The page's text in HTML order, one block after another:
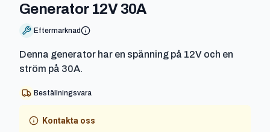
Generator 12V 30A-
Eftermarknad
Denna generator har en spänning på 12V och en
ström på 30A.
Beställningsvara
Kontakta oss